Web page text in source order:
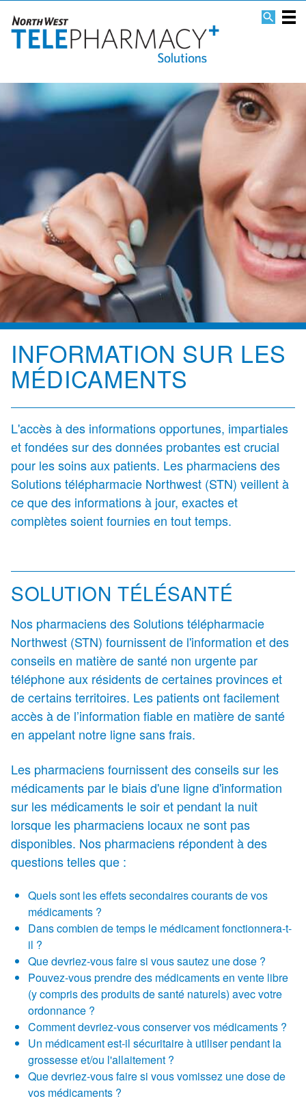
INFORMATION SUR LES
MÉDICAMENTS
L'accès à des informations opportunes, impartiales
et fondées sur des données probantes est crucial
pour les soins aux patients. Les pharmaciens des
Solutions télépharmacie Northwest (STN) veillent à
ce que des informations à jour, exactes et
complètes soient fournies en tout temps.
SOLUTION TÉLÉSANTÉ
Nos pharmaciens des Solutions télépharmacie
Northwest (STN) fournissent de l'information et des
conseils en matière de santé non urgente par
téléphone aux résidents de certaines provinces et
de certains territoires. Les patients ont facilement
accès à de l’information fiable en matière de santé
en appelant notre ligne sans frais.
Les pharmaciens fournissent des conseils sur les
médicaments par le biais d'une ligne d'information
sur les médicaments le soir et pendant la nuit
lorsque les pharmaciens locaux ne sont pas
disponibles. Nos pharmaciens répondent à des
questions telles que :
Quels sont les effets secondaires courants de vos
médicaments ?
Dans combien de temps le médicament fonctionnera-t-
il ?
Que devriez-vous faire si vous sautez une dose ?
Pouvez-vous prendre des médicaments en vente libre
(y compris des produits de santé naturels) avec votre
ordonnance ?
Comment devriez-vous conserver vos médicaments ?
Un médicament est-il sécuritaire à utiliser pendant la
grossesse et/ou l'allaitement ?
Que devriez-vous faire si vous vomissez une dose de
vos médicaments ?